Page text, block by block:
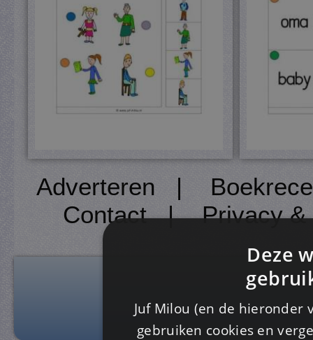
Adverteren |
Contact|Privacy &
Deze
Juf Milou (en de
gebruiken cookies en